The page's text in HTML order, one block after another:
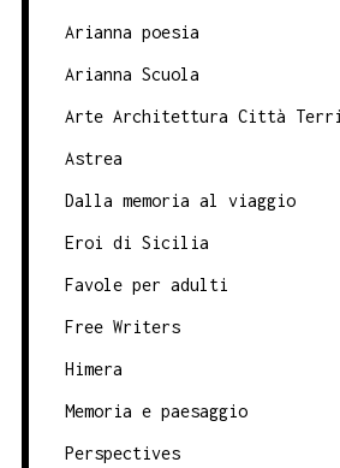
Arianna poesia
Arianna Scuola
Arte Architettura Città
Astrea
Dalla memoria al viaggio
Eroi di Sicilia
Favole per adulti
Free Writers
Himera
Memoria e paesaggio
Perspectives